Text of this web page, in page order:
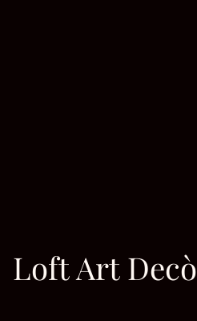
Loft Art Decò